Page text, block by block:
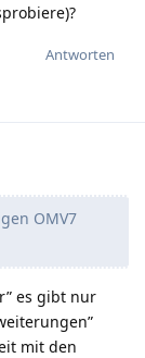
Antworten
OMV7
es gibt nur
mit den